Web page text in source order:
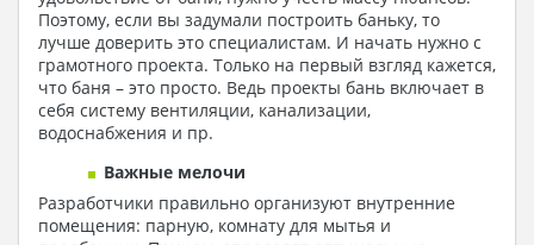
Поэтому, если вы задумали построить баньку, то
лучше доверить это специалистам. И начать нужно с
грамотного проекта. Только на первый взгляд кажется,
что баня – это просто. Ведь проекты бань включает в
себя систему вентиляции, канализации,
водоснабжения и пр.
Важные мелочи
Разработчики правильно организуют внутренние
помещения: парную, комнату для мытья и